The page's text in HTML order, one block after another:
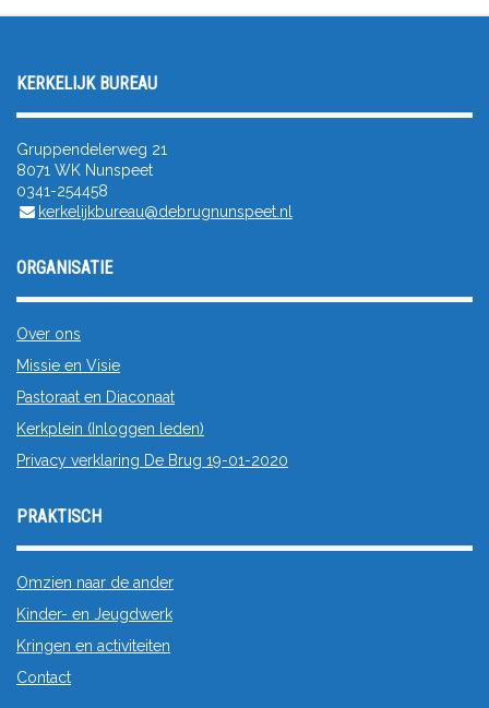
KERKELIJK BUREAU
Gruppendelerweg 21
8071 WK Nunspeet
0341-254458
kerkelijkbureau@debrugnunspeet.nl
ORGANISATIE
Over ons
Missie en Visie
Pastoraat en Diaconaat
Kerkplein (Inloggen leden)
Privacy verklaring De Brug 19-01-2020
PRAKTISCH
Omzien naar de ander
Kinder- en Jeugdwerk
Kringen en activiteiten
Contact